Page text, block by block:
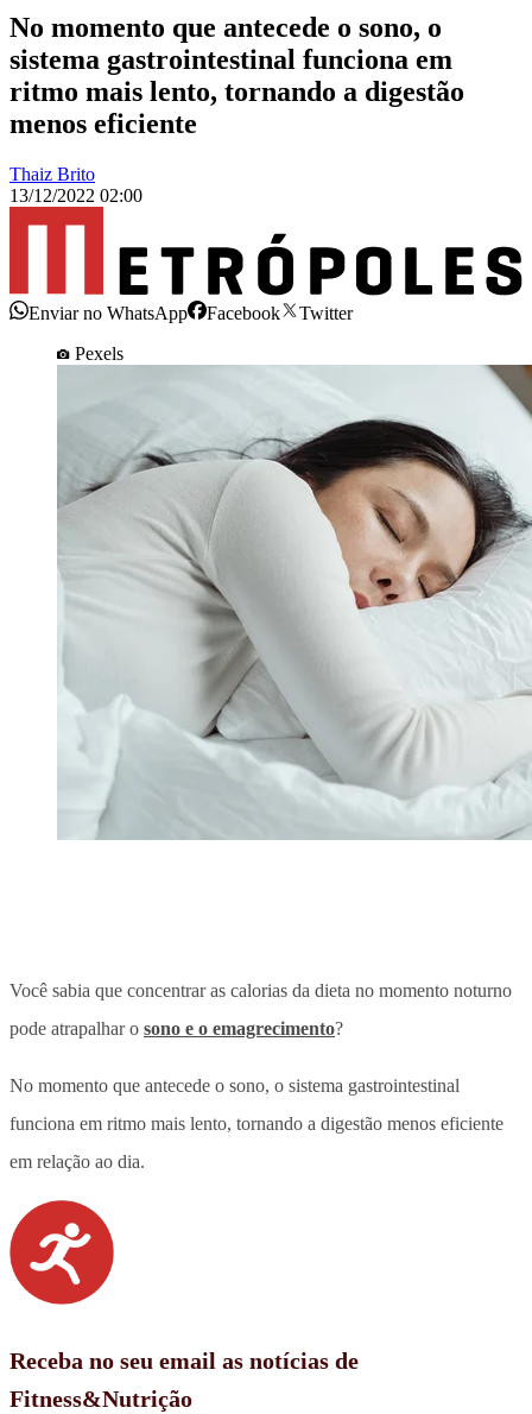
No momento que antecede o sono, o
sistema gastrointestinal funciona em
ritmo mais lento, tornando a digestão
menos eficiente
Thaiz Brito
13/12/2022 02:00
Enviar no WhatsApp Facebook
Twitter
Pexels
Você sabia que concentrar as calorias da dieta no momento noturno
pode atrapalhar o sono e o emagrecimento?
No momento que antecede o sono, o sistema gastrointestinal
funciona em ritmo mais lento, tornando a digestão menos eficiente
em relação ao dia.
Receba no seu email as notícias de
Fitness&Nutrição